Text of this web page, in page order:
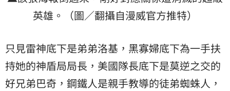
英雄。（圖／翻攝自漫威官方推特）
只見雷神底下是弟弟洛基，黑寡婦底下為一手扶
持她的神盾局局長，美國隊長底下是莫逆之交的
好兄弟巴奇，鋼鐵人是親手教導的徒弟蜘蛛人，